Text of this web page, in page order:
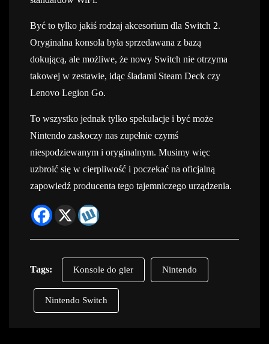
Być to tylko jakiś rodzaj akcesorium dla Switch 2.
Oryginalna konsola była sprzedawana z bazą
dokującą, ale możliwe, że nowy Switch nie otrzyma
takowej w zestawie, idąc śladami Steam Deck czy
Lenovo Legion Go.
To wszystko jednak tylko spekulacje i być może
Nintendo zaskoczy nas zupełnie czymś
niespodziewanym i oryginalnym. Musimy więc
uzbroić się w cierpliwość i poczekać na oficjalną
zapowiedź producenta tego tajemniczego urządzenia.
Tags: Konsole do gier Nintendo
Nintendo Switch